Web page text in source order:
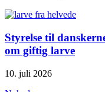
Styrelse til
om giftig larve
10. juli 2026